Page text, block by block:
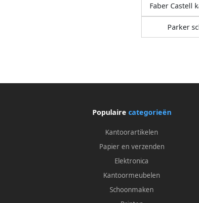
Faber Castell
Parker
Populaire categorieën
Kantoorartikelen
Papier en verzenden
Elektronica
Kantoormeubelen
Schoonmaken